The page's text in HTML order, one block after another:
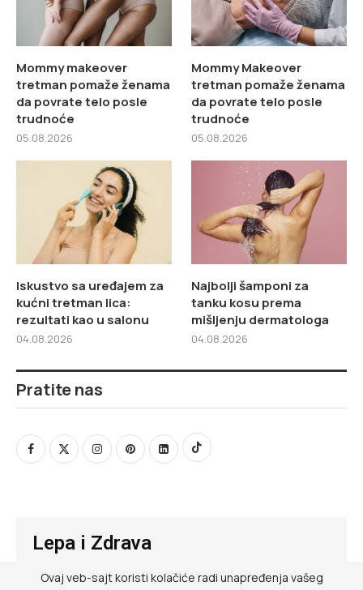
Mommy makeover
tretman pomaže ženama
da povrate telo posle
trudnoće
05.08.2026
Mommy Makeover
tretman pomaže ženama
da povrate telo posle
trudnoće
05.08.2026
Iskustvo sa uređajem za
kućni tretman lica:
rezultati kao u salonu
04.08.2026
Najbolji šamponi za
tanku kosu prema
mišljenju dermatologa
04.08.2026
Pratite nas
Lepa i Zdrava
Ovaj veb-sajt koristi kolačiće radi unapređenja vašeg